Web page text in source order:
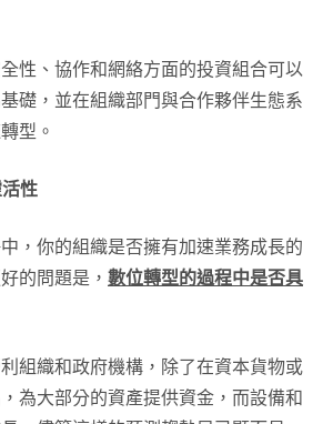
性、協作和網絡方面的投資組合可以
礎，並在組織部門與合作夥伴生態系
型。
性
，你的組織是否擁有加速業務成長的
的問題是， 數位轉型的過程中是否具
組織和政府機構，除了在資本貨物或
為大部分的資產提供資金，而設備和